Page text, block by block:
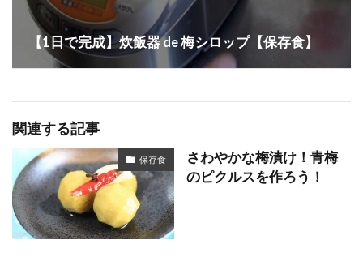
【1日で完成】炊飯器 de 梅シロップ【保存食】
関連する記事
保存食
さわやかな梅漬け！青梅
のピクルスを作ろう！